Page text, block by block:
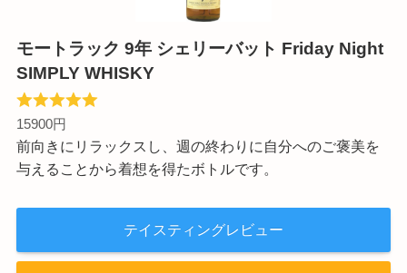
モートラック 9年 シェリーバット Friday Night
SIMPLY WHISKY
15900円
前向きにリラックスし、週の終わりに自分へのご褒美を
与えることから着想を得たボトルです。
テイスティングレビュー